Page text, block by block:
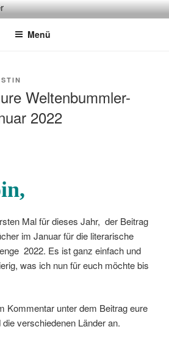
Menü
Weltenbummler-
2022
,
Mal für dieses Jahr, der Beitrag
im Januar für die literarische
2022. Es ist ganz einfach und
was ich nun für euch möchte bis
Kommentar unter dem Beitrag eure
verschiedenen Länder an.